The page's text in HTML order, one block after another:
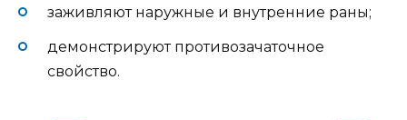
заживляют наружные и внутренние раны;
демонстрируют противозачаточное
свойство.